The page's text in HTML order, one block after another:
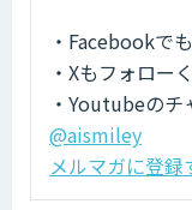
・Facebookで
・Xもフォロー
・Youtubeの
@aismiley
メルマガに登録